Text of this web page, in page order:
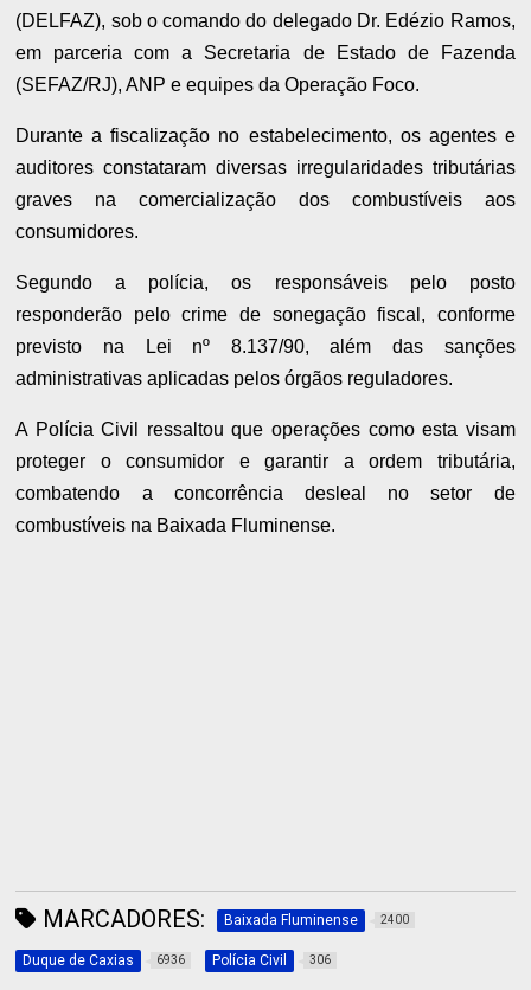
(DELFAZ), sob o comando do delegado Dr. Edézio Ramos,
em parceria com a Secretaria de Estado de Fazenda
(SEFAZ/RJ), ANP e equipes da Operação Foco.
Durante a fiscalização no estabelecimento, os agentes e
auditores constataram diversas irregularidades tributárias
graves na comercialização dos combustíveis aos
consumidores.
Segundo a polícia, os responsáveis pelo posto
responderão pelo crime de sonegação fiscal, conforme
previsto na Lei nº 8.137/90, além das sanções
administrativas aplicadas pelos órgãos reguladores.
A Polícia Civil ressaltou que operações como esta visam
proteger o consumidor e garantir a ordem tributária,
combatendo a concorrência desleal no setor de
combustíveis na Baixada Fluminense.
MARCADORES: Baixada Fluminense 2400
Duque de Caxias 6936 Polícia Civil 306